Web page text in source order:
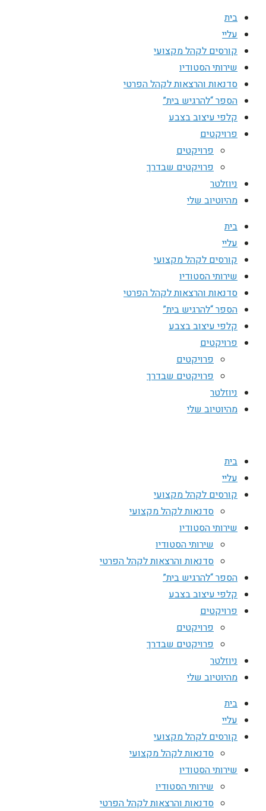
בית
עליי
קורסים לקהל מקצועי
שירותי הסטודיו
סדנאות והרצאות לקהל הפרטי
הספר “להרגיש בית”
קלפי עיצוב בצבע
פרויקטים
פרויקטים
פרויקטים שבדרך
ניוזלטר
מהיוטיוב שלי
בית
עליי
קורסים לקהל מקצועי
שירותי הסטודיו
סדנאות והרצאות לקהל הפרטי
הספר “להרגיש בית”
קלפי עיצוב בצבע
פרויקטים
פרויקטים
פרויקטים שבדרך
ניוזלטר
מהיוטיוב שלי
בית
עליי
קורסים לקהל מקצועי
סדנאות לקהל מקצועי
שירותי הסטודיו
שירותי הסטודיו
סדנאות והרצאות לקהל הפרטי
הספר “להרגיש בית”
קלפי עיצוב בצבע
פרויקטים
פרויקטים
פרויקטים שבדרך
ניוזלטר
מהיוטיוב שלי
בית
עליי
קורסים לקהל מקצועי
סדנאות לקהל מקצועי
שירותי הסטודיו
שירותי הסטודיו
סדנאות והרצאות לקהל הפרטי